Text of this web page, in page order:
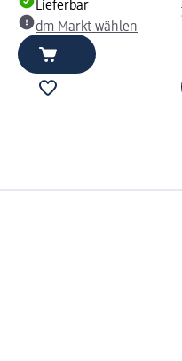
Lieferbar
dm Markt wählen